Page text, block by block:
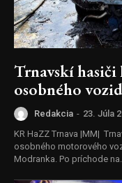
Trnavskí
osobného
Redakcia - 23. Júla
KR HaZZ Trnava |MM|
osobného motorového
Modranka. Po príchode